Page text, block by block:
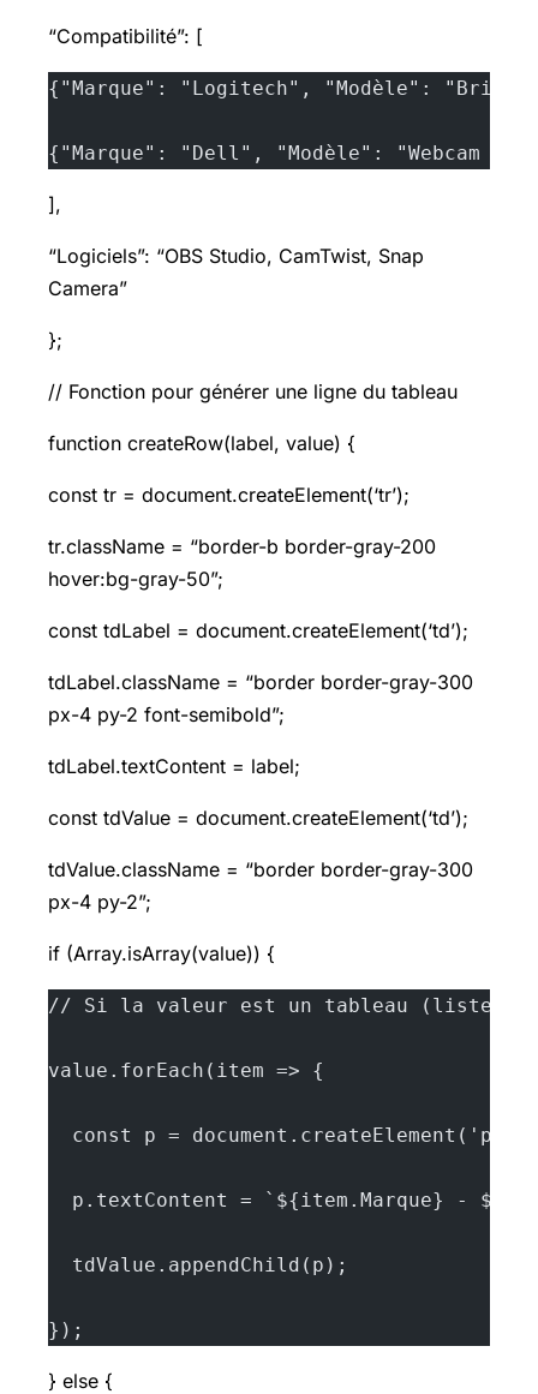
“Compatibilité”: [
{"Marque": "Logitech", "Modèle":
{"Marque": "Dell", "Modèle": "Webcam
],
“Logiciels”: “OBS Studio, CamTwist, Snap
Camera”
};
// Fonction pour générer une ligne du tableau
function createRow(label, value) {
const tr = document.createElement(‘tr’);
tr.className = “border-b border-gray-200
hover:bg-gray-50”;
const tdLabel = document.createElement(‘td’);
tdLabel.className = “border border-gray-300
px-4 py-2 font-semibold”;
tdLabel.textContent = label;
const tdValue = document.createElement(‘td’);
tdValue.className = “border border-gray-300
px-4 py-2”;
if (Array.isArray(value)) {
// Si la valeur est un tableau (listes
value.forEach(item => {
  const p = document.createElement('p');
p.textContent = `${item.Marque} -
  tdValue.appendChild(p);
});
} else {